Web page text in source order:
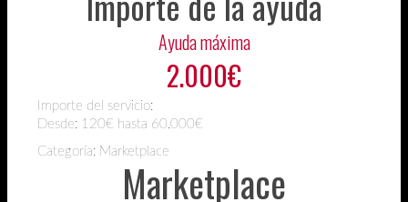
Ayuda máxima
2.000€
Importe del servicio:
Desde: 120€ hasta 60.000€
Categoría: Marketplace
Marketplace